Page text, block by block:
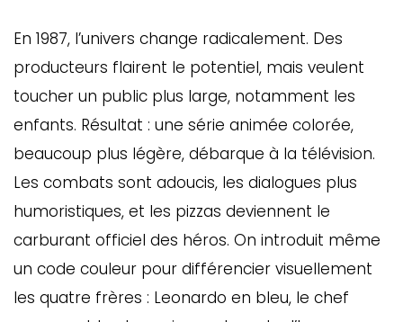
En 1987, l’univers change radicalement. Des
producteurs flairent le potentiel, mais veulent
toucher un public plus large, notamment les
enfants. Résultat : une série animée colorée,
beaucoup plus légère, débarque à la télévision.
Les combats sont adoucis, les dialogues plus
humoristiques, et les pizzas deviennent le
carburant officiel des héros. On introduit même
un code couleur pour différencier visuellement
les quatre frères : Leonardo en bleu, le chef